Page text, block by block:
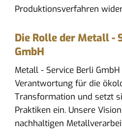
Produktionsverfahren
Die Rolle der Metall -
GmbH
Metall - Service Berli
Verantwortung für die
Transformation und setzt
Praktiken ein. Unsere
nachhaltigen